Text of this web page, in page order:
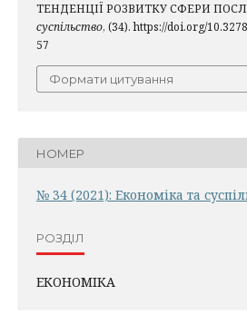
ТЕНДЕНЦІЇ РОЗВИТКУ СФЕРИ
суспільство, (34). https://doi.org/
57
Формати цитування
НОМЕР
№ 34 (2021): Економіка та
РОЗДІЛ
ЕКОНОМІКА